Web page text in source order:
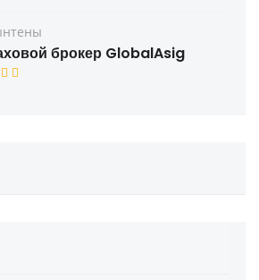
брокер GlobalAsig